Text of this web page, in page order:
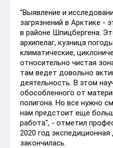
"Выявление и
загрязнений в Арктике -
в районе Шпицбергена.
архипелаг, кузница
климатические,
относительно чистая
там ведет довольно
деятельность. В этом
обособленного от
полигона. Но все нужно
нам предстоит еще
работа", - отметил
2020 год
закончилась.